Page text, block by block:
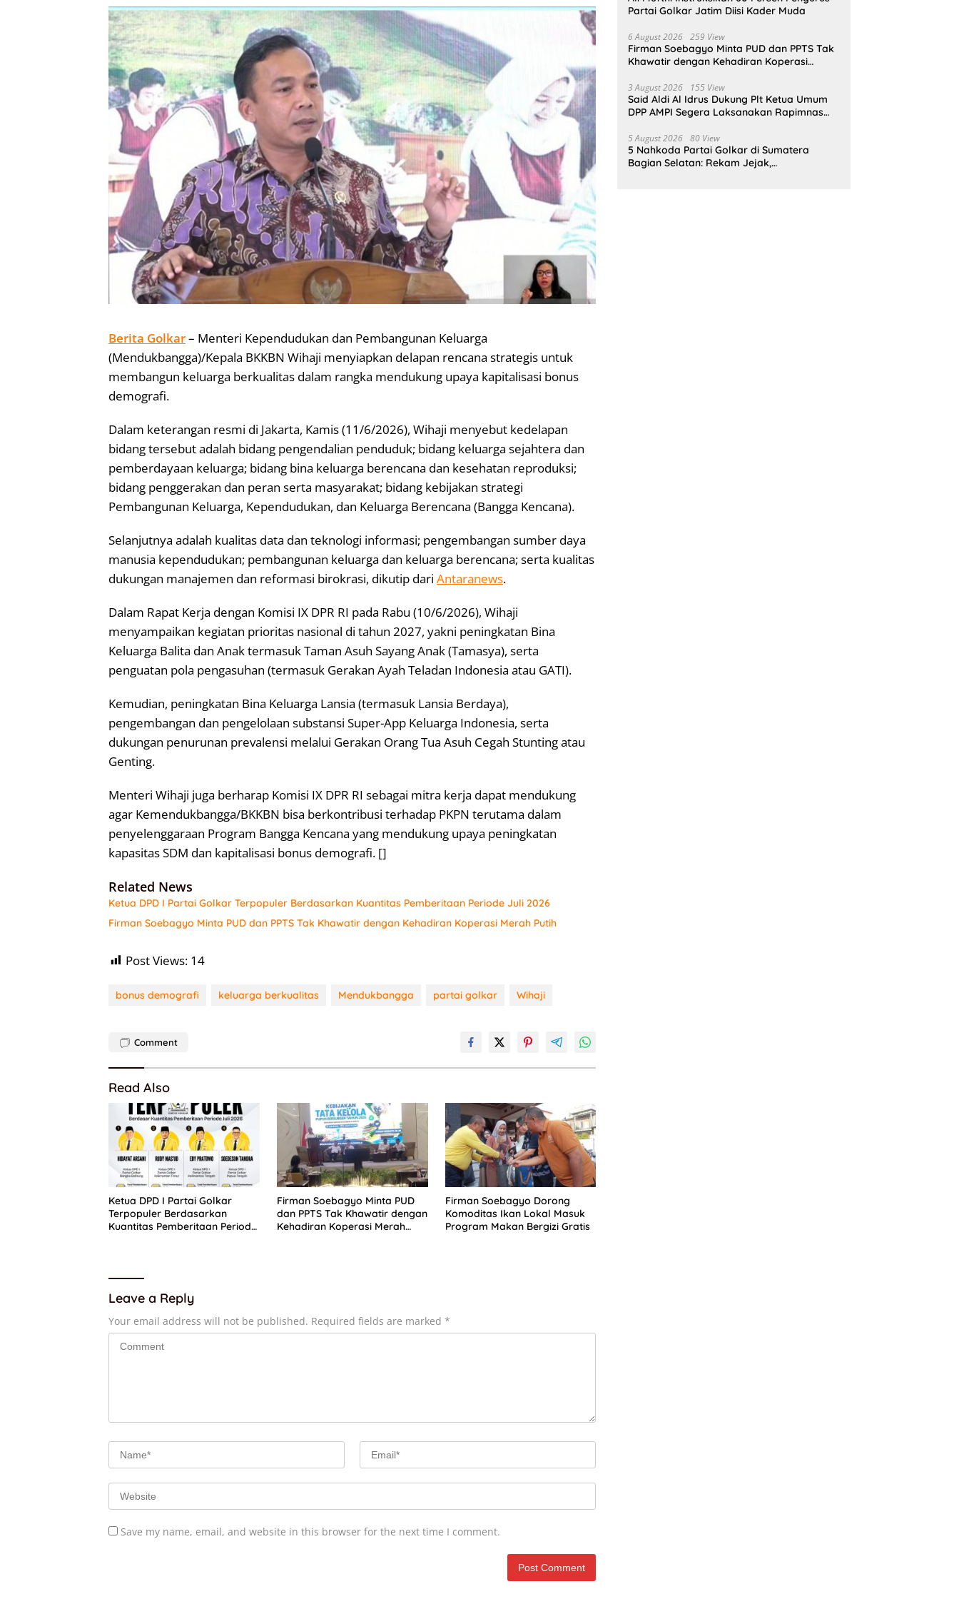
Berita Golkar– Menteri Kependudukan dan Pembangunan Keluarga
(Mendukbangga)/Kepala BKKBN Wihaji menyiapkan delapan rencana strategis untuk
membangun keluarga berkualitas dalam rangka mendukung upaya kapitalisasi bonus
demografi.
Dalam keterangan resmi di Jakarta, Kamis (11/6/2026), Wihaji menyebut kedelapan
bidang tersebut adalah bidang pengendalian penduduk; bidang keluarga sejahtera dan
pemberdayaan keluarga; bidang bina keluarga berencana dan kesehatan reproduksi;
bidang penggerakan dan peran serta masyarakat; bidang kebijakan strategi
Pembangunan Keluarga, Kependudukan, dan Keluarga Berencana (Bangga Kencana).
Selanjutnya adalah kualitas data dan teknologi informasi; pengembangan sumber daya
manusia kependudukan; pembangunan keluarga dan keluarga berencana; serta kualitas
dukungan manajemen dan reformasi birokrasi, dikutip dari Antaranews.
Dalam Rapat Kerja dengan Komisi IX DPR RI pada Rabu (10/6/2026), Wihaji
menyampaikan kegiatan prioritas nasional di tahun 2027, yakni peningkatan Bina
Keluarga Balita dan Anak termasuk Taman Asuh Sayang Anak (Tamasya), serta
penguatan pola pengasuhan (termasuk Gerakan Ayah Teladan Indonesia atau GATI).
Kemudian, peningkatan Bina Keluarga Lansia (termasuk Lansia Berdaya),
pengembangan dan pengelolaan substansi Super-App Keluarga Indonesia, serta
dukungan penurunan prevalensi melalui Gerakan Orang Tua Asuh Cegah Stunting atau
Genting.
Menteri Wihaji juga berharap Komisi IX DPR RI sebagai mitra kerja dapat mendukung
agar Kemendukbangga/BKKBN bisa berkontribusi terhadap PKPN terutama dalam
penyelenggaraan Program Bangga Kencana yang mendukung upaya peningkatan
kapasitas SDM dan kapitalisasi bonus demografi. []
Related News
Ketua DPD I Partai Golkar Terpopuler Berdasarkan Kuantitas Pemberitaan Periode Juli 2026
Firman Soebagyo Minta PUD dan PPTS Tak Khawatir dengan Kehadiran Koperasi Merah Putih
Post Views: 14
bonus demografi keluarga berkualitas Mendukbangga partai golkar Wihaji
Comment
Read Also
Ketua DPD I Partai Golkar
Terpopuler Berdasarkan
Kuantitas Pemberitaan Periode
Firman Soebagyo Minta PUD
dan PPTS Tak Khawatir dengan
Kehadiran Koperasi Merah
Firman Soebagyo Dorong
Komoditas Ikan Lokal Masuk
Program Makan Bergizi Gratis
Leave a Reply
Your email address will not be published. Required fields are marked *
Save my name, email, and website in this browser for the next time I comment.
Partai Golkar Jatim Diisi Kader Muda
6 August 2026 259 View
Firman Soebagyo Minta PUD dan PPTS Tak
Khawatir dengan Kehadiran Koperasi
3 August 2026 155 View
Said Aldi Al Idrus Dukung Plt Ketua Umum
DPP AMPI Segera Laksanakan Rapimnas
5 August 2026 80 View
5 Nahkoda Partai Golkar di Sumatera
Bagian Selatan: Rekam Jejak,